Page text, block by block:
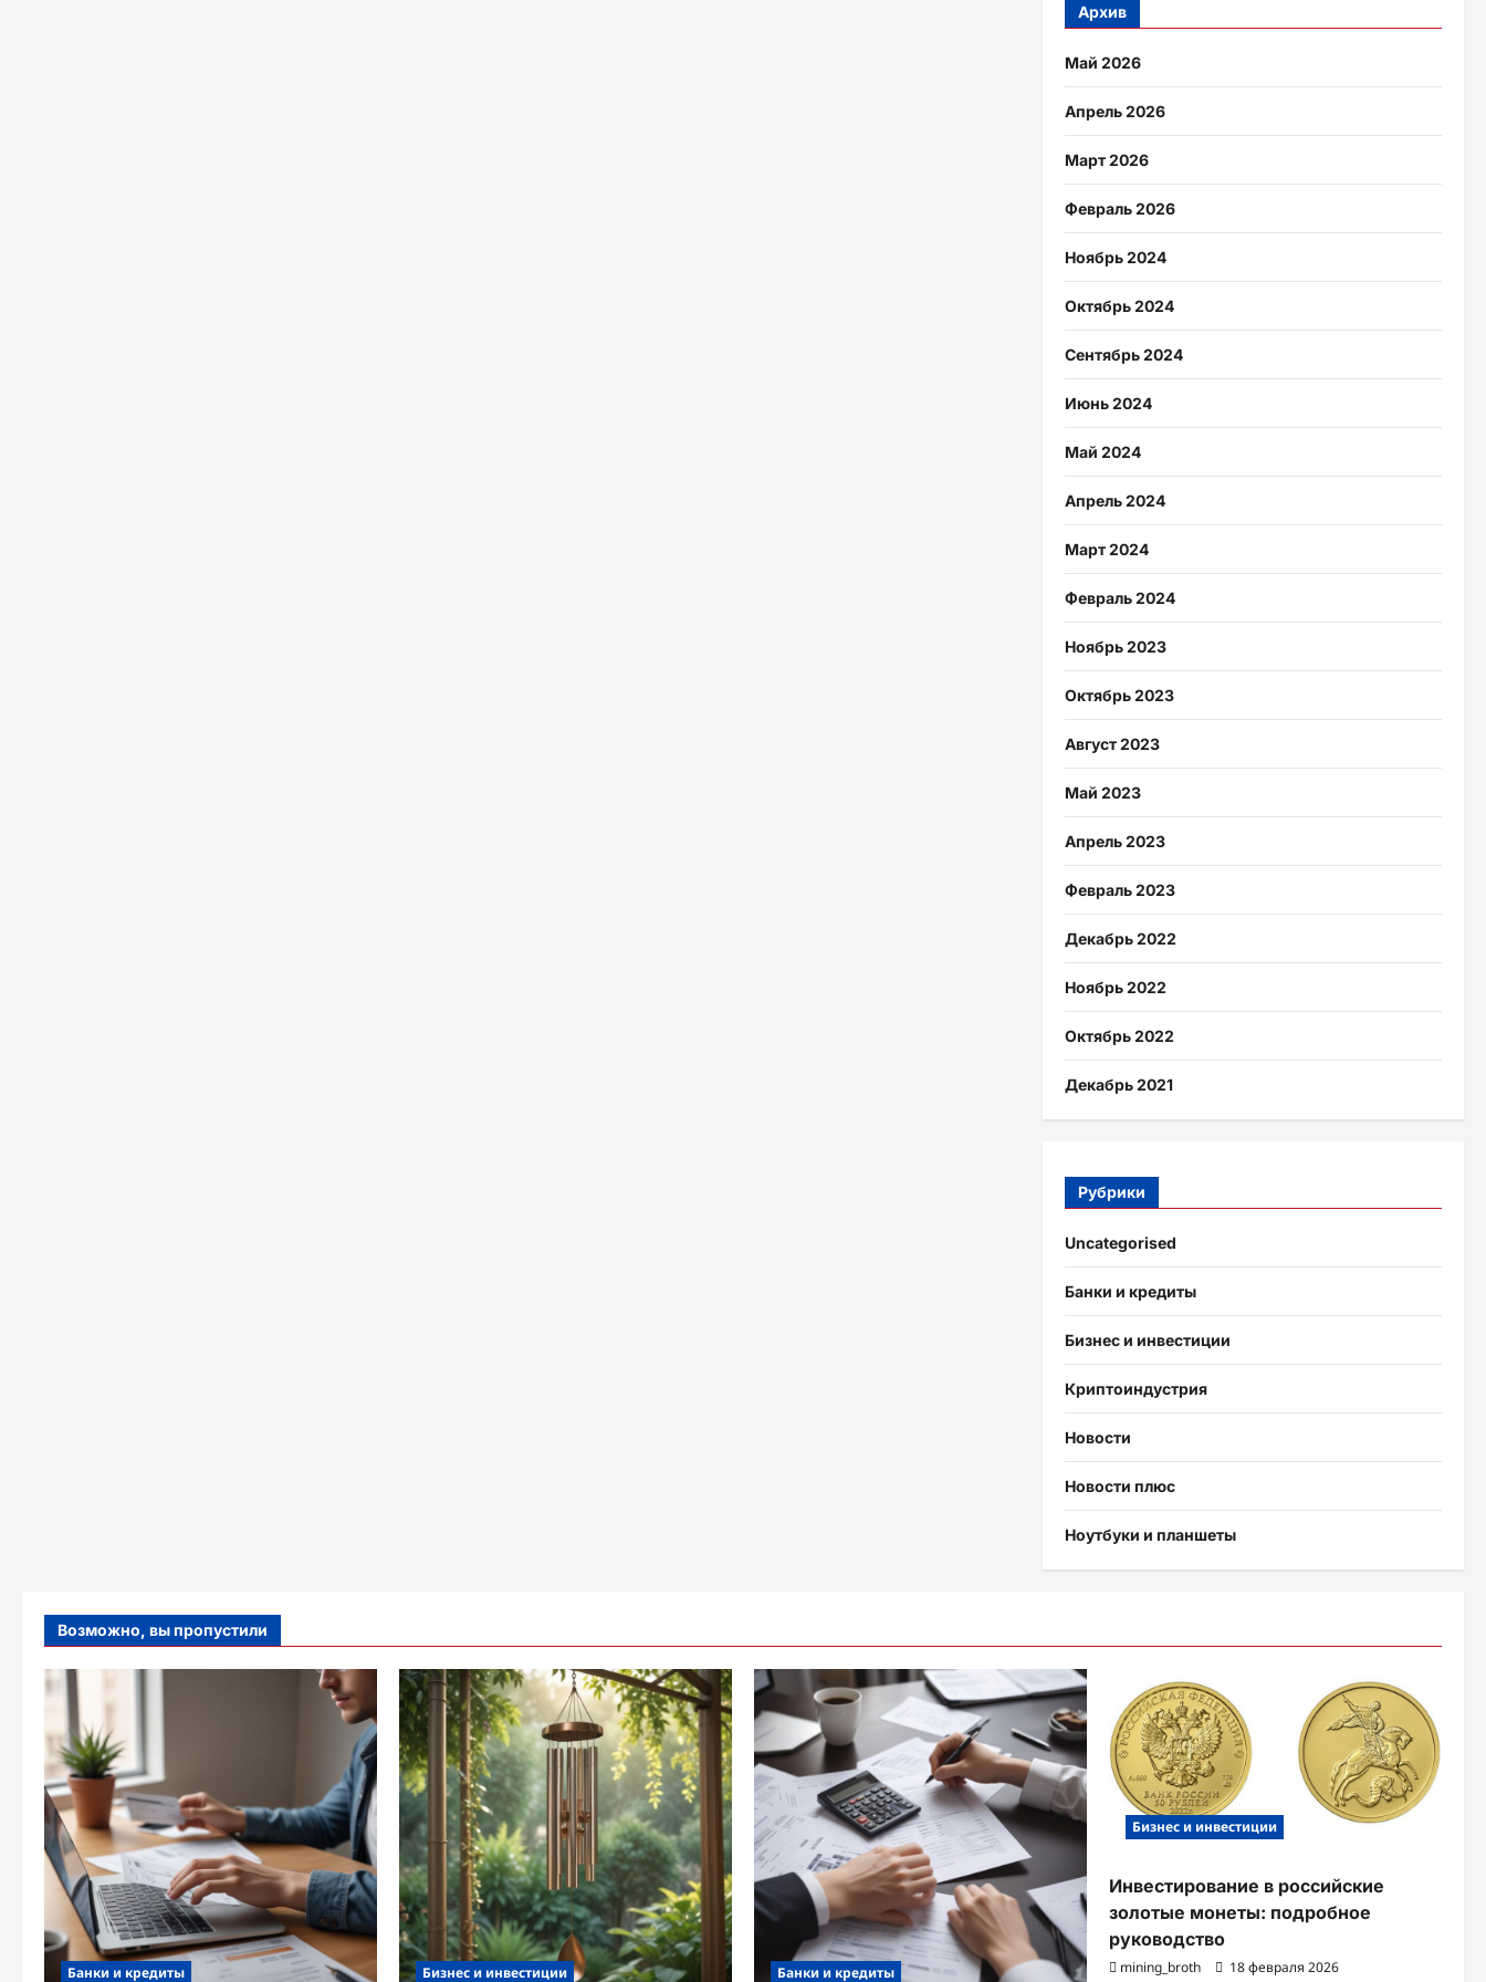
Архив
Май 2026
Апрель 2026
Март 2026
Февраль 2026
Ноябрь 2024
Октябрь 2024
Сентябрь 2024
Июнь 2024
Май 2024
Апрель 2024
Март 2024
Февраль 2024
Ноябрь 2023
Октябрь 2023
Август 2023
Май 2023
Апрель 2023
Февраль 2023
Декабрь 2022
Ноябрь 2022
Октябрь 2022
Декабрь 2021
Рубрики
Uncategorised
Банки и кредиты
Бизнес и инвестиции
Криптоиндустрия
Новости
Новости плюс
Ноутбуки и планшеты
Возможно, вы пропустили
Банки и кредиты Бизнес и инвестиции Банки и кредиты
Бизнес и инвестиции
Инвестирование в российские
золотые монеты: подробное
руководство
mining_broth 18 февраля 2026